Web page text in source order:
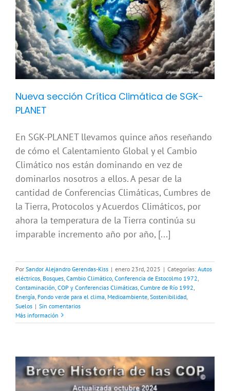
Nueva sección Crítica Climática de SGK-
PLANET
En SGK-PLANET llevamos quince años reseñando
de cómo el Calentamiento Global y el Cambio
Climático nos están dominando en vez de
dominarlos nosotros a ellos. A pesar de la
cantidad de Conferencias Climáticas, Cumbres de
la Tierra, Protocolos y Acuerdos Climáticos, por
ahora la temperatura de la Tierra continúa su
imparable incremento año por año, [...]
Por Sandor Alejandro Gerendas-Kiss | enero 23rd, 2025 | Categorías: Autos
eléctricos Bosques Cambio Climático Conferencia de Estocolmo 1972
Contaminación COP y Conferencias Climáticas Cumbre de Río 1992
Energía Fondo verde para el clima Medioambiente Sostenibilidad
Suelos | Sin comentarios
Más información